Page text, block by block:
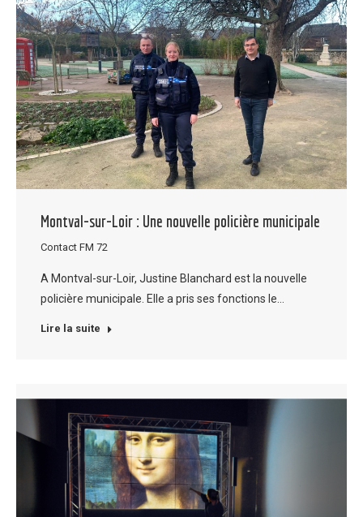
Montval-sur-Loir : Une nouvelle policière municipale
Contact FM 72
A Montval-sur-Loir, Justine Blanchard est la nouvelle
policière municipale. Elle a pris ses fonctions le…
Lire la suite